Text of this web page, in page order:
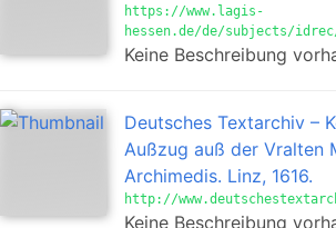
https://www.lagis-
hessen.de/de/subjects/
Keine Beschreibung
Deutsches Textarchiv –
Außzug auß der Vralten
Archimedis. Linz, 1616.
http://
Keine Beschreibung